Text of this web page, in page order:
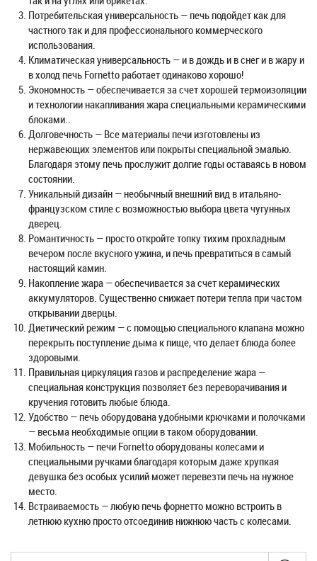
Потребительская универсальность — печь подойдет как для
частного так и для профессионального коммерческого
использования.
Климатическая универсальность — и в дождь и в снег и в жару и
в холод печь Fornetto работает одинаково хорошо!
Экономность — обеспечивается за счет хорошей термоизоляции
и технологии накапливания жара специальными керамическими
блоками..
Долговечность — Все материалы печи изготовлены из
нержавеющих элементов или покрыты специальной эмалью.
Благодаря этому печь прослужит долгие годы оставаясь в новом
состоянии.
Уникальный дизайн — необычный внешний вид в итальяно-
французском стиле с возможностью выбора цвета чугунных
дверец.
Романтичность — просто откройте топку тихим прохладным
вечером после вкусного ужина, и печь превратиться в самый
настоящий камин.
Накопление жара — обеспечивается за счет керамических
аккумуляторов. Существенно снижает потери тепла при частом
открывании дверцы.
Диетический режим — с помощью специального клапана можно
перекрыть поступление дыма к пище, что делает блюда более
здоровыми.
Правильная циркуляция газов и распределение жара —
специальная конструкция позволяет без переворачивания и
кручения готовить любые блюда.
Удобство — печь оборудована удобными крючками и полочками
— весьма необходимые опции в таком оборудовании.
Мобильность — печи Fornetto оборудованы колесами и
специальными ручками благодаря которым даже хрупкая
девушка без особых усилий может перевезти печь на нужное
место.
Встраиваемость — любую печь форнетто можно встроить в
летнюю кухню просто отсоединив нижнюю часть с колесами.